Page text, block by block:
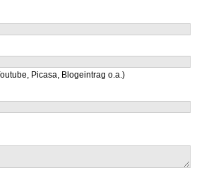
Picasa, Blogeintrag o.a.)